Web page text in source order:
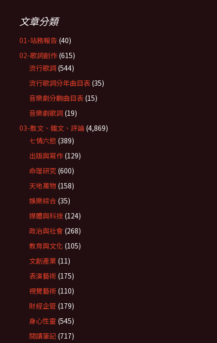
文章分類
01-站務報告 (40)
02-歌詞創作 (615)
流行歌詞 (544)
流行歌詞分年曲目表 (35)
音樂劇分齣曲目表 (15)
音樂劇歌詞 (19)
03-散文、雜文、評論 (4,869)
七情六慾 (389)
出版與寫作 (129)
命理研究 (600)
天地萬物 (158)
娛樂綜合 (35)
媒體與科技 (124)
政治與社會 (268)
教育與文化 (105)
文創產業 (11)
表演藝術 (175)
視覺藝術 (110)
財經企管 (179)
身心性靈 (545)
閱讀筆記 (717)